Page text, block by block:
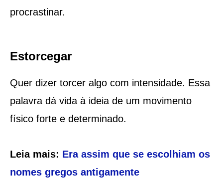
procrastinar.
Estorcegar
Quer dizer torcer algo com intensidade. Essa
palavra dá vida à ideia de um movimento
físico forte e determinado.
Leia mais: Era assim que se escolhiam os
nomes gregos antigamente